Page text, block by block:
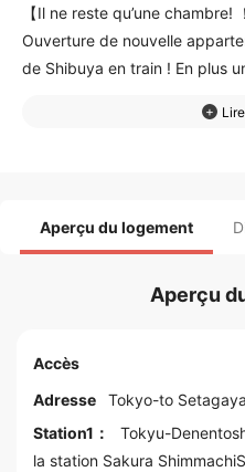
【Il ne reste qu’une chambre!
Ouverture de nouvelle
de Shibuya en train ! En plus
mezzanine de deux étages qui a un canapé au RC et a un
Aperçu du logement
Aperçu
Accès
Adresse
Tokyo-to Setagaya
Station1：
Tokyu-
la station Sakura